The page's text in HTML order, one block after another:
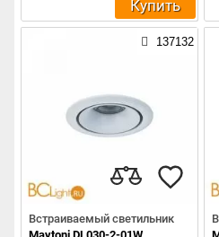
Купить
137132
Встраиваемый светильник